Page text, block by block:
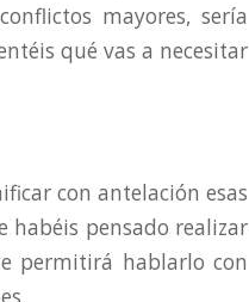
mayores, sería
qué vas a necesitar
con antelación esas
habéis pensado realizar
permitirá hablarlo con